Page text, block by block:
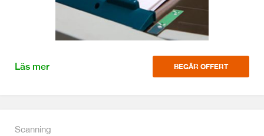
Läs mer BEGÄR OFFERT
Scanning